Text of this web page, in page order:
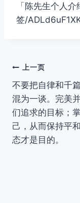
「陈先生个人
签/
文
章
导
航
上一页
不要把自律和千
混为一谈。完美
们追求的目标；
己，从而保持平
态才是目的。